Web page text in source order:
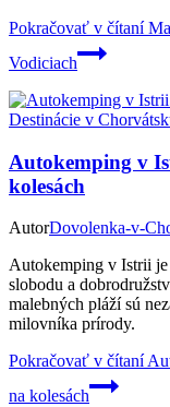
Pokračovať v čítaní
Vodiciach
Destinácie v
Autokemping v
kolesách
AutorDovolenka-v-
Autokemping v Istrii
slobodu a
malebných pláží sú
milovníka prírody.
Pokračovať v čítaní
na kolesách